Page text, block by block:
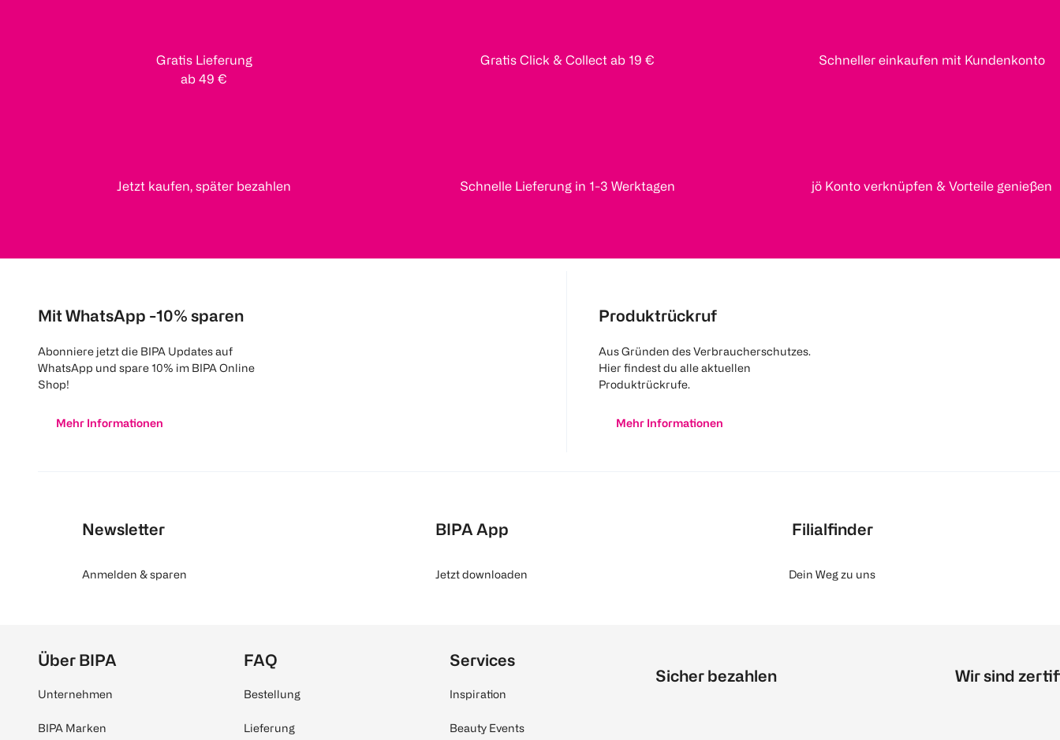
Gratis Lieferung
ab 49 €
Gratis Click & Collect ab 19 € Schneller einkaufen mit Kundenkonto
Jetzt kaufen, später bezahlen Schnelle Lieferung in 1-3 Werktagen jö Konto verknüpfen & Vorteile genießen
Mit WhatsApp -10% sparen
Abonniere jetzt die BIPA Updates auf
WhatsApp und spare 10% im BIPA Online
Shop!
Mehr Informationen
Produktrückruf
Aus Gründen des Verbraucherschutzes.
Hier findest du alle aktuellen
Produktrückrufe.
Mehr Informationen
Newsletter
Anmelden & sparen
BIPA App
Jetzt downloaden
Filialfinder
Dein Weg zu uns
Über BIPA
Unternehmen
BIPA Marken
FAQ
Bestellung
Lieferung
Services
Inspiration
Beauty Events
Sicher bezahlen Wir sind